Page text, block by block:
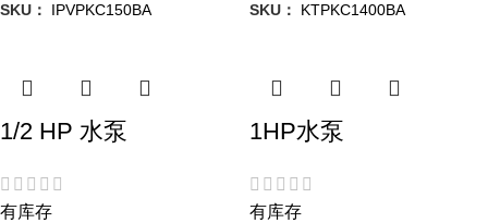
SKU： IPVPKC150BA SKU： KTPKC1400BA
1/2 HP 水泵
有库存
1HP水泵
有库存